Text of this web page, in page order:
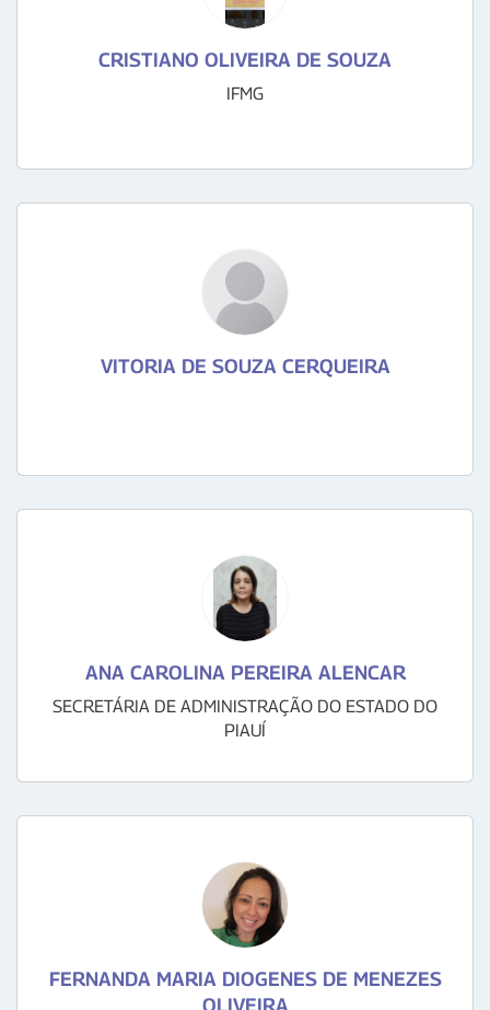
CRISTIANO OLIVEIRA DE SOUZA
IFMG
VITORIA DE SOUZA CERQUEIRA
ANA CAROLINA PEREIRA ALENCAR
SECRETÁRIA DE ADMINISTRAÇÃO DO ESTADO DO
PIAUÍ
FERNANDA MARIA DIOGENES DE MENEZES
OLIVEIRA